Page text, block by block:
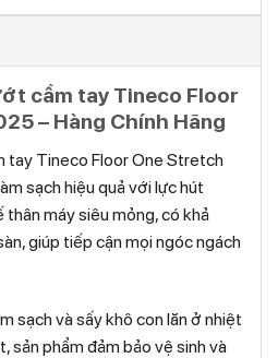
cầm tay Tineco Floor
– Hàng Chính Hãng
tay Tineco Floor One Stretch
sạch hiệu quả với lực hút
máy siêu mỏng, có khả
giúp tiếp cận mọi ngóc ngách
sạch và sấy khô con lăn ở nhiệt
sản phẩm đảm bảo vệ sinh và